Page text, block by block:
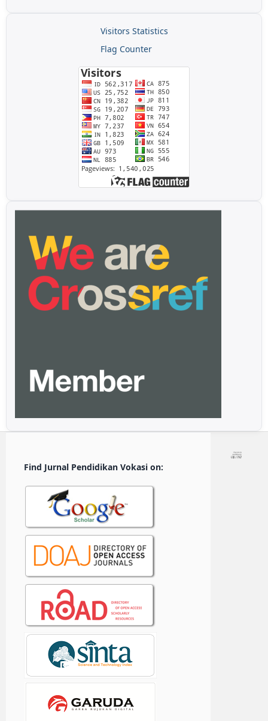
Visitors Statistics
Flag Counter
Find Jurnal Pendidikan Vokasi on: